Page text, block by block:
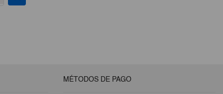
MÉTODOS DE PAGO